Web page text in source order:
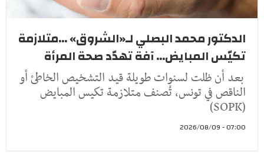
الدكتور محمد البصلي لـ«الشروق» ...متلازمة
تكيّس المبايض... آفة تهدّد صحة المرأة
بعد أن ظلت لسنوات طويلة قيد التشخيص الخاطئ أو
الناقص في تونس، تُصنف متلازمة تكيس المبايض
(SOPK)
07:00 - 2026/08/09